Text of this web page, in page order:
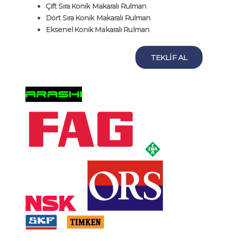
Çift Sıra Konik Makaralı Rulman
Dört Sıra Konik Makaralı Rulman
Eksenel Konik Makaralı Rulman
TEKLİF AL